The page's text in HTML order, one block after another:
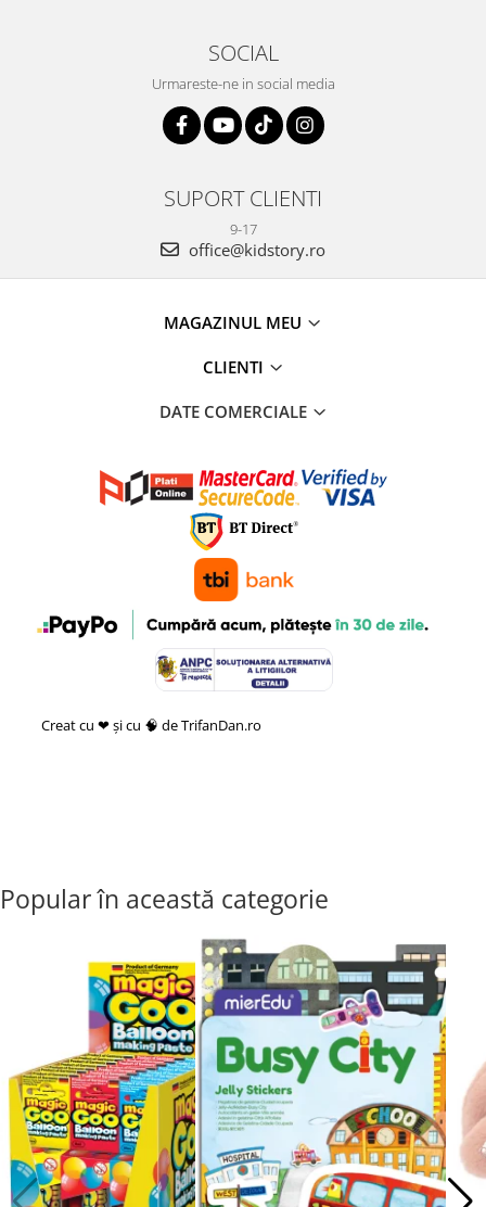
SOCIAL
Urmareste-ne in social media
SUPORT CLIENTI
9-17
office@kidstory.ro
MAGAZINUL MEU
CLIENTI
DATE COMERCIALE
Creat cu ❤ și cu 🧠 de TrifanDan.ro
Popular în această categorie